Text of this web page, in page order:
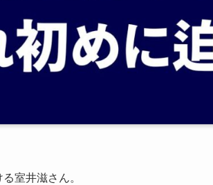
室井滋さん。